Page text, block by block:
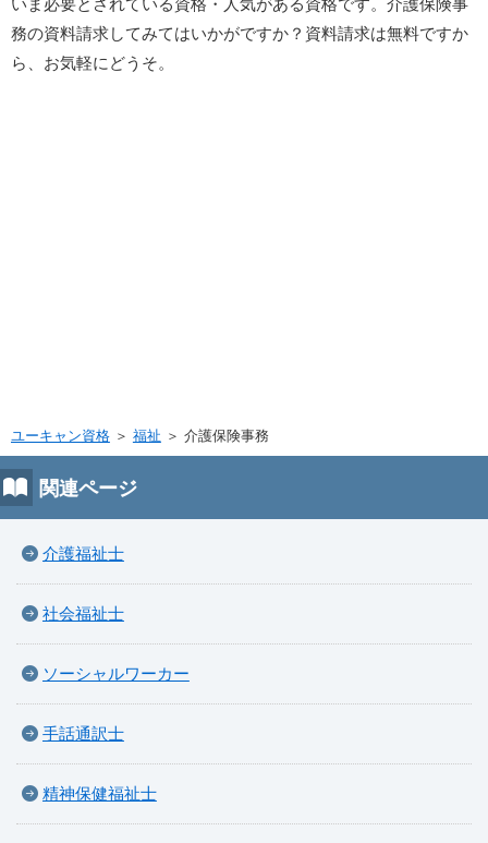
いま必要とされている資格・人気がある資格です。介護保険事
務の資料請求してみてはいかがですか？資料請求は無料ですか
ら、お気軽にどうそ。
ユーキャン資格＞ 福祉 ＞ 介護保険事務
関連ページ
介護福祉士
社会福祉士
ソーシャルワーカー
手話通訳士
精神保健福祉士